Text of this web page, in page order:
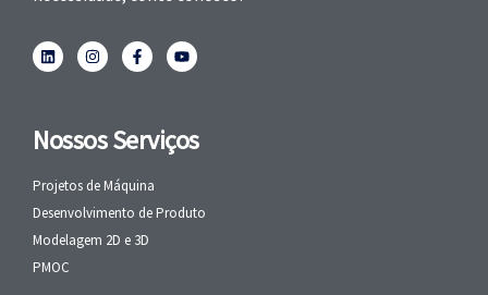
Nossos Serviços
Projetos de Máquina
Desenvolvimento de Produto
Modelagem 2D e 3D
PMOC